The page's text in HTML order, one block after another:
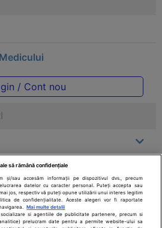
/ Cont nou
să rămână confidențiale
și/sau accesăm informații pe dispozitivul dvs., precum
datelor cu caracter personal. Puteți accepta sau
jos, respectiv vă puteți opune utilizării unui interes legitim
de confidențialitate. Aceste alegeri vor fi raportate
Mai multe detalii
si agentiile de publicitate partenere, precum si
prelucram date pentru a permite website-ului sa